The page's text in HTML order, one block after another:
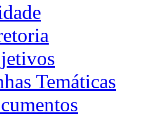
Temáticas